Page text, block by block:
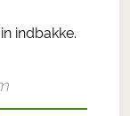
indbakke.